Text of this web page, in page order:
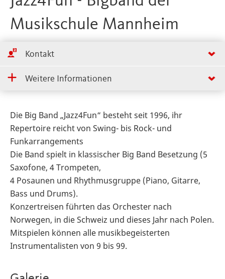
Musikschule Mannheim
Kontakt
Weitere Informationen
Die Big Band „Jazz4Fun“ besteht seit 1996, ihr
Repertoire reicht von Swing- bis Rock- und
Funkarrangements
Die Band spielt in klassischer Big Band Besetzung (5
Saxofone, 4 Trompeten,
4 Posaunen und Rhythmusgruppe (Piano, Gitarre,
Bass und Drums).
Konzertreisen führten das Orchester nach
Norwegen, in die Schweiz und dieses Jahr nach Polen.
Mitspielen können alle musikbegeisterten
Instrumentalisten von 9 bis 99.